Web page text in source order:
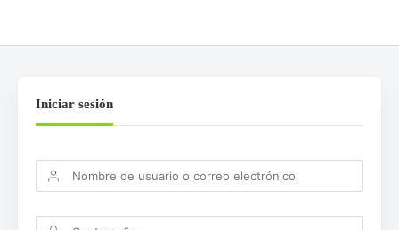
Iniciar sesión